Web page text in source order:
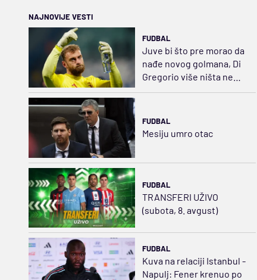
NAJNOVIJE VESTI
FUDBAL
Juve bi što pre morao da
nađe novog golmana, Di
Gregorio više ništa ne
FUDBAL
Mesiju umro otac
FUDBAL
TRANSFERI UŽIVO
(subota, 8. avgust)
FUDBAL
Kuva na relaciji Istanbul -
Napulj: Fener krenuo po